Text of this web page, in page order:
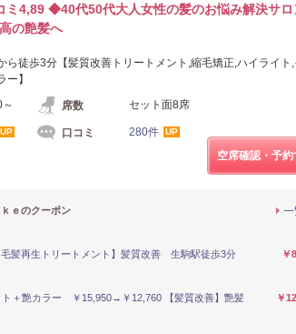
ミ4,89 ◆40代50代大人女性の髪のお悩み解決サロ
の艶髪へ
ら徒歩3分【髪質改善トリートメント,縮毛矯正,ハイライト,
ー】
席数 セット面8席
UP 口コミ 280件 UP
空席確認・予約
ｅのクーポン
髪再生トリートメント】髪質改善 生駒駅徒歩3分 ￥
ト＋艶カラー ￥15,950→￥12,760 【髪質改善】艶髪 ￥